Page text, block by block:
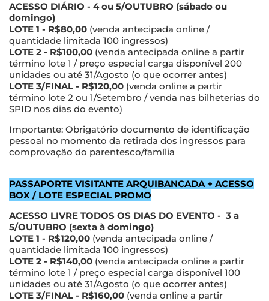
ACESSO DIÁRIO - 4 ou 5/OUTUBRO (sábado ou
domingo)
LOTE 1 - R$80,00 (venda antecipada online /
quantidade limitada 100 ingressos)
LOTE 2 - R$100,00 (venda antecipada online a partir
término lote 1 / preço especial carga disponível 200
unidades ou até 31/Agosto (o que ocorrer antes)
LOTE 3/FINAL - R$120,00 (venda online a partir
término lote 2 ou 1/Setembro / venda nas bilheterias do
SPID nos dias do evento)
Importante: Obrigatório documento de identificação
pessoal no momento da retirada dos ingressos para
comprovação do parentesco/família
PASSAPORTE VISITANTE ARQUIBANCADA + ACESSO
BOX / LOTE ESPECIAL PROMO
ACESSO LIVRE TODOS OS DIAS DO EVENTO - 3 a
5/OUTUBRO (sexta à domingo)
LOTE 1 - R$120,00 (venda antecipada online /
quantidade limitada 100 ingressos)
LOTE 2 - R$140,00 (venda antecipada online a partir
término lote 1 / preço especial carga disponível 100
unidades ou até 31/Agosto (o que ocorrer antes)
LOTE 3/FINAL - R$160,00 (venda online a partir